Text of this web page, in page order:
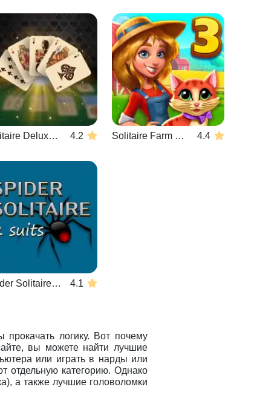
Solitaire Deluxe Edition 4.2 Solitaire Farm Seasons 3 4.4
Spider Solitaire 2 suits 4.1
логику. Вот почему
вы можете найти лучшие
или играть в нарды или
отдельную категорию. Однако
а также лучшие головоломки